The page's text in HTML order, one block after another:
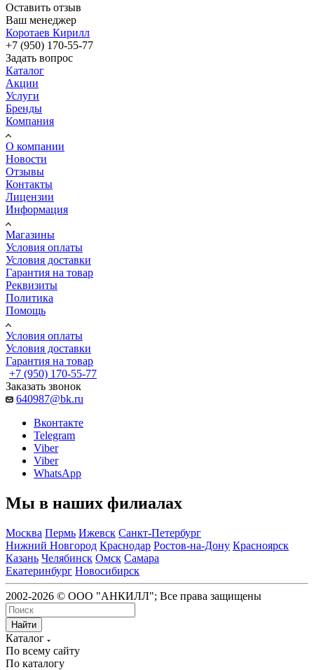
Оставить отзыв
Ваш менеджер
Коротаев Кирилл
+7 (950) 170-55-77
Задать вопрос
Каталог
Акции
Услуги
Бренды
Компания
О компании
Новости
Отзывы
Контакты
Лицензии
Информация
Магазины
Условия оплаты
Условия доставки
Гарантия на товар
Реквизиты
Политика
Помощь
Условия оплаты
Условия доставки
Гарантия на товар
+7 (950) 170-55-77
Заказать звонок
640987@bk.ru
Вконтакте
Telegram
Viber
Viber
WhatsApp
Мы в наших филиалах
Москва Пермь Ижевск Санкт-Петербург
Нижний Новгород Краснодар Ростов-на-Дону Красноярск
Казань Челябинск Омск Самара
Екатеринбург Новосибирск
2002-2026 © ООО "АНКИЛЛ"; Все права защищены
Найти
Каталог
По всему сайту
По каталогу